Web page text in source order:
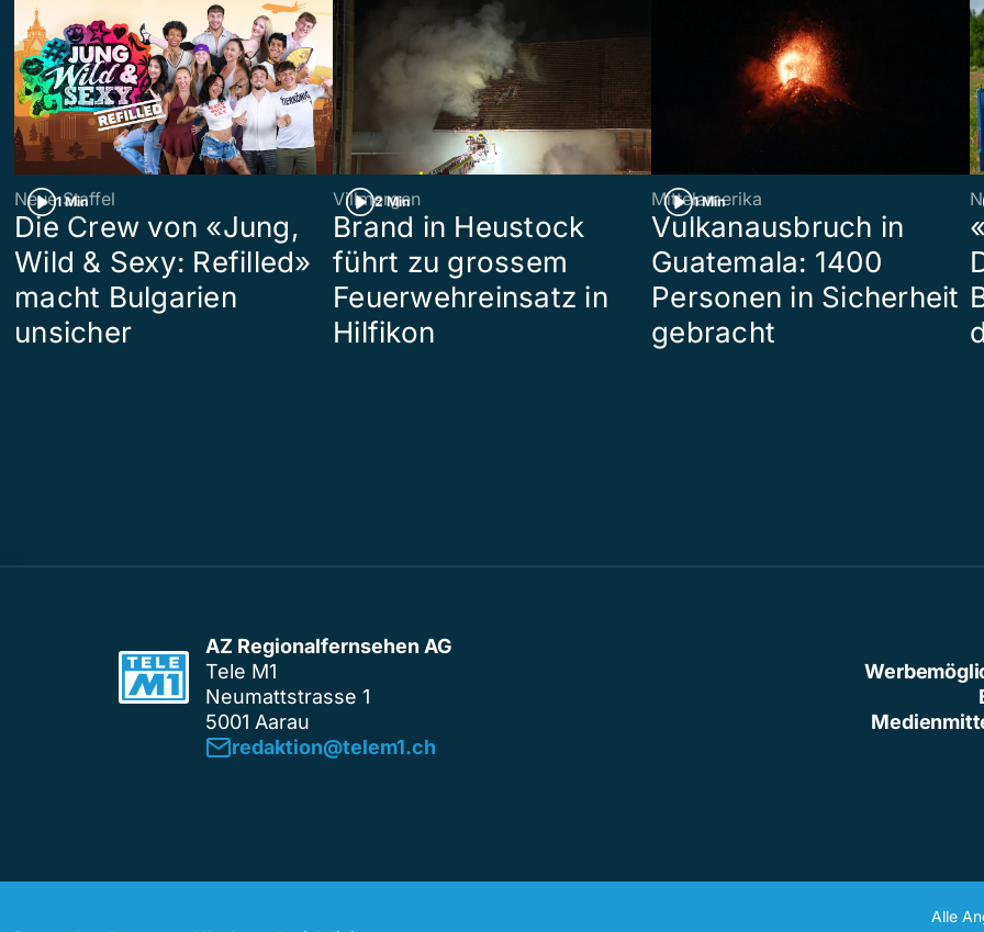
1 Min
Neue Staffel
Die Crew von «Jung,
Wild & Sexy: Refilled»
macht Bulgarien
unsicher
2 Min
Villmergen
Brand in Heustock
führt zu grossem
Feuerwehreinsatz in
Hilfikon
1 Min
Mittelamerika
Vulkanausbruch in
Guatemala: 1400
Personen in Sicherheit
gebracht
AZ Regionalfernsehen AG
Tele M1
Neumattstrasse 1
5001 Aarau
redaktion@telem1.ch
Alle